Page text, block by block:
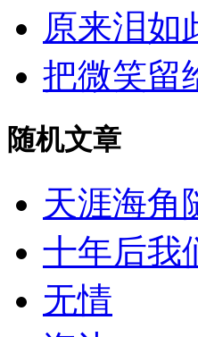
原来泪如
把微笑留
随机文章
天涯海角
十年后我
无情